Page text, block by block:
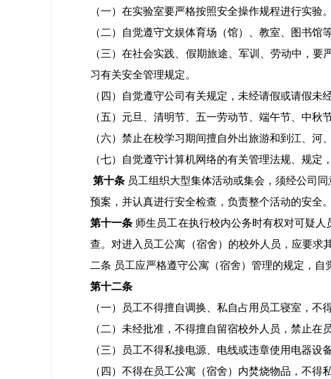
（一）在实验室要严格按照安全操作规程进行实
（二）自觉遵守文娱体育场（馆）、教室、图书馆
（三）在社会实践、假期旅途、军训、劳动中，
习有关安全管理规定。
（四）自觉遵守公司有关规定，未经请假或请假未
（五）元旦、清明节、五一劳动节、端午节、中秋
（六）禁止在校学习期间擅自外出旅游和到江、河
（七）自觉遵守计算机网络的有关管理法规、规定
第十条 员工组织大型集体活动或集会，须经公司
预案，并认真进行安全检查，负责整个活动的安全
第十一条 师生员工在执行校内公务时有权对可疑
查。对进入员工公寓（宿舍）的校外人员，应要求
二条 员工应严格遵守公寓（宿舍）管理的规定，自
第十二条
（一）员工不得擅自调换、私自占用员工寝室，不
（二）未经批准，不得擅自留宿校外人员，禁止在
（三）员工不得私接电源、电线或违章使用电器设
（四）不得在员工公寓（宿舍）内焚烧物品，不得